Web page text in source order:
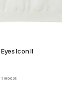
Icon II